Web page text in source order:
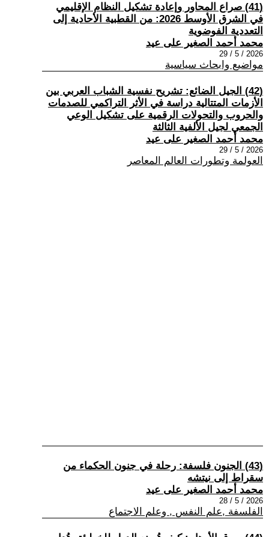
(41) صراع المحاور وإعادة تشكيل النظام الإقليمي
في الشرق الأوسط 2026: من القطبية الأحادية إلى
التعددية الفوضوية
محمد أحمد الصغير على عيد
2026 / 5 / 29
مواضيع وابحاث سياسية
(42) الجيل الضائع: تشريح نفسية الشباب العربي بين
الأزمات المتتالية دراسة في الأثر التراكمي للصدمات
والحروب والتحولات الرقمية على تشكيل الوعي
الجمعي لجيل الألفية الثالثة
محمد أحمد الصغير على عيد
2026 / 5 / 29
العولمة وتطورات العالم المعاصر
(43) الجنون فلسفة: رحلة في جنون الحكماء من
سقراط إلى نيتشه
محمد أحمد الصغير على عيد
2026 / 5 / 28
الفلسفة ,علم النفس , وعلم الاجتماع